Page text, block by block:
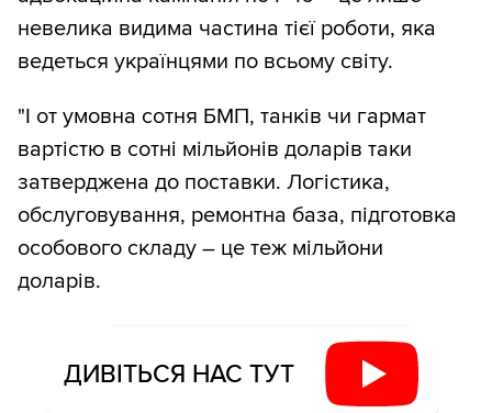
невелика видима частина тієї роботи, яка
ведеться українцями по всьому світу.
"І от умовна сотня БМП, танків чи гармат
вартістю в сотні мільйонів доларів таки
затверджена до поставки. Логістика,
обслуговування, ремонтна база, підготовка
особового складу – це теж мільйони
доларів.
ДИВІТЬСЯ НАС ТУТ